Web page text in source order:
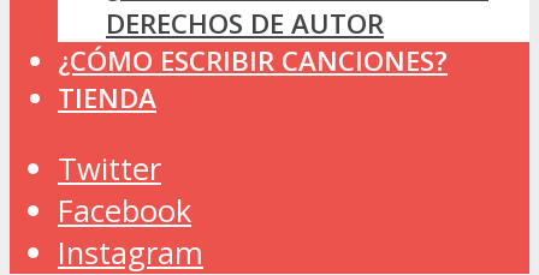
DERECHOS DE AUTOR
¿CÓMO ESCRIBIR CANCIONES?
TIENDA
Twitter
Facebook
Instagram